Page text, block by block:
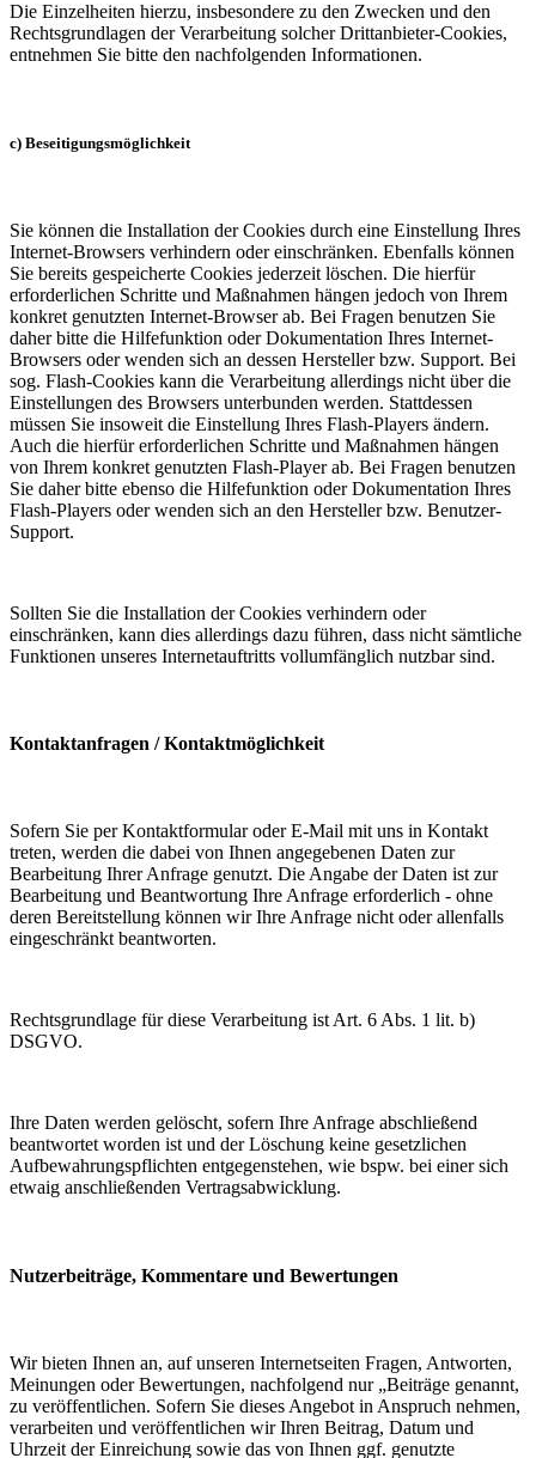
Die Einzelheiten hierzu, insbesondere zu den Zwecken und den
Rechtsgrundlagen der Verarbeitung solcher Drittanbieter-Cookies,
entnehmen Sie bitte den nachfolgenden Informationen.
c) Beseitigungsmöglichkeit
Sie können die Installation der Cookies durch eine Einstellung Ihres
Internet-Browsers verhindern oder einschränken. Ebenfalls können
Sie bereits gespeicherte Cookies jederzeit löschen. Die hierfür
erforderlichen Schritte und Maßnahmen hängen jedoch von Ihrem
konkret genutzten Internet-Browser ab. Bei Fragen benutzen Sie
daher bitte die Hilfefunktion oder Dokumentation Ihres Internet-
Browsers oder wenden sich an dessen Hersteller bzw. Support. Bei
sog. Flash-Cookies kann die Verarbeitung allerdings nicht über die
Einstellungen des Browsers unterbunden werden. Stattdessen
müssen Sie insoweit die Einstellung Ihres Flash-Players ändern.
Auch die hierfür erforderlichen Schritte und Maßnahmen hängen
von Ihrem konkret genutzten Flash-Player ab. Bei Fragen benutzen
Sie daher bitte ebenso die Hilfefunktion oder Dokumentation Ihres
Flash-Players oder wenden sich an den Hersteller bzw. Benutzer-
Support.
Sollten Sie die Installation der Cookies verhindern oder
einschränken, kann dies allerdings dazu führen, dass nicht sämtliche
Funktionen unseres Internetauftritts vollumfänglich nutzbar sind.
Kontaktanfragen / Kontaktmöglichkeit
Sofern Sie per Kontaktformular oder E-Mail mit uns in Kontakt
treten, werden die dabei von Ihnen angegebenen Daten zur
Bearbeitung Ihrer Anfrage genutzt. Die Angabe der Daten ist zur
Bearbeitung und Beantwortung Ihre Anfrage erforderlich - ohne
deren Bereitstellung können wir Ihre Anfrage nicht oder allenfalls
eingeschränkt beantworten.
Rechtsgrundlage für diese Verarbeitung ist Art. 6 Abs. 1 lit. b)
DSGVO.
Ihre Daten werden gelöscht, sofern Ihre Anfrage abschließend
beantwortet worden ist und der Löschung keine gesetzlichen
Aufbewahrungspflichten entgegenstehen, wie bspw. bei einer sich
etwaig anschließenden Vertragsabwicklung.
Nutzerbeiträge, Kommentare und Bewertungen
Wir bieten Ihnen an, auf unseren Internetseiten Fragen, Antworten,
Meinungen oder Bewertungen, nachfolgend nur „Beiträge genannt,
zu veröffentlichen. Sofern Sie dieses Angebot in Anspruch nehmen,
verarbeiten und veröffentlichen wir Ihren Beitrag, Datum und
Uhrzeit der Einreichung sowie das von Ihnen ggf. genutzte